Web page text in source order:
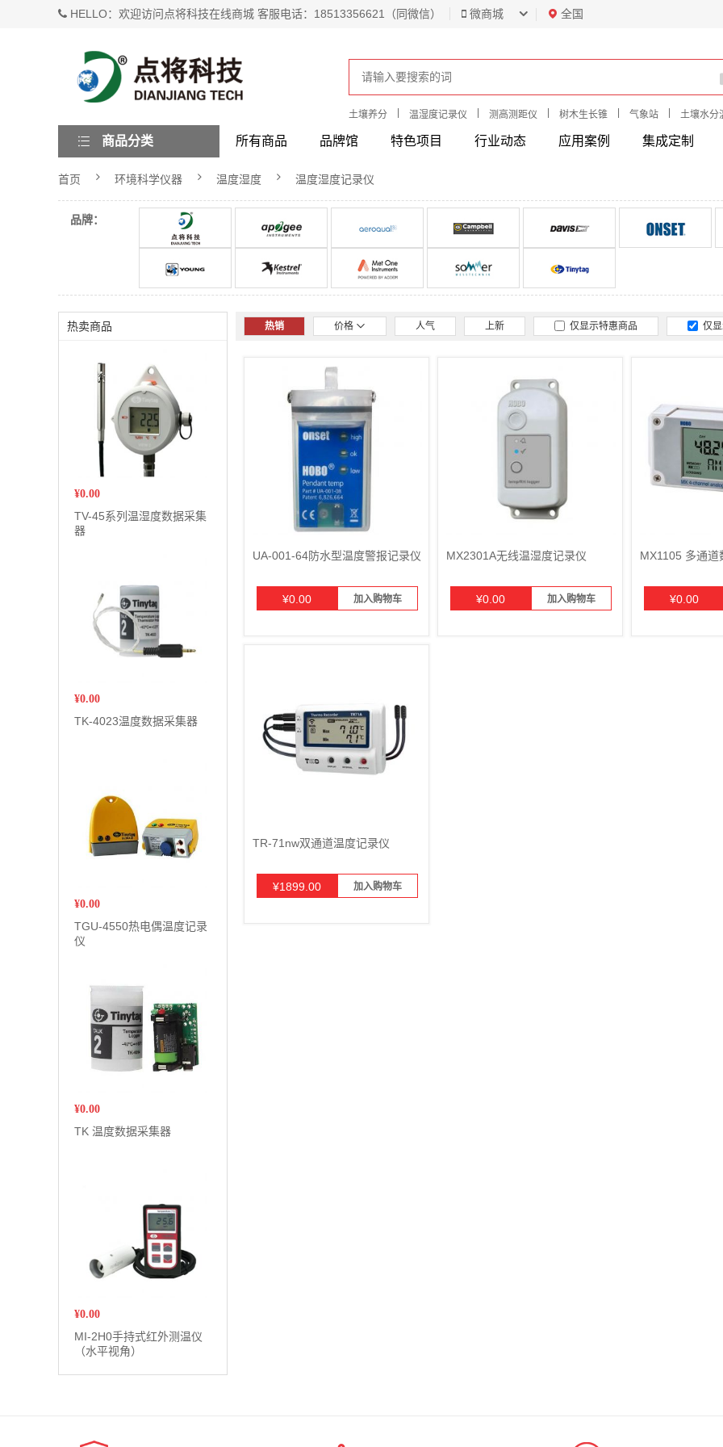
HELLO：欢迎访问点将科技在线商城 客服电话：18513356621（同微信） 微商城 全国
土壤养分 温湿度记录仪 测高测距仪 树木生长锥 气象站 土壤水分
所有商品 品牌馆 特色项目 行业动态 应用案例 集成定制
商品分类
首页 环境科学仪器 温度湿度 温度湿度记录仪
品牌：
热卖商品
¥0.00
TV-45系列温湿度数据采集
器
¥0.00
TK-4023温度数据采集器
¥0.00
TGU-4550热电偶温度记录
仪
¥0.00
TK 温度数据采集器
¥0.00
MI-2H0手持式红外测温仪
（水平视角）
热销 价格 人气 上新 仅显示特惠商品 仅
UA-001-64防水型温度警报记录仪
¥0.00 加入购物车
MX2301A无线温湿度记录仪
¥0.00 加入购物车
MX1105 多通道
¥0.00
TR-71nw双通道温度记录仪
¥1899.00 加入购物车